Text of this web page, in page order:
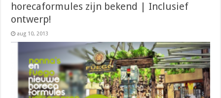
horecaformules zijn bekend | Inclusief
ontwerp!
aug 10, 2013